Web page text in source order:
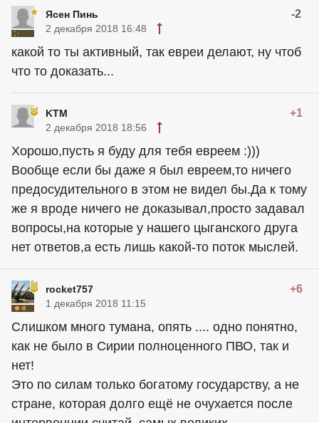
Ясен Пинь -2
2 декабря 2018 16:48
какой то ты активный, так евреи делают, ну чтоб
что то доказать...
KTM +1
2 декабря 2018 18:56
Хорошо,пусть я буду для тебя евреем :)))
Вообще если бы даже я был евреем,то ничего
предосудительного в этом не видел бы.Да к тому
же я вроде ничего не доказывал,просто задавал
вопросы,на которые у нашего цыганского друга
нет ответов,а есть лишь какой-то поток мыслей.
rocket757 +6
1 декабря 2018 11:15
Слишком много тумана, опять .... одно понятно,
как не было в Сирии полноценного ПВО, так и
нет!
Это по силам только богатому государству, а не
стране, которая долго ещё не очухается после